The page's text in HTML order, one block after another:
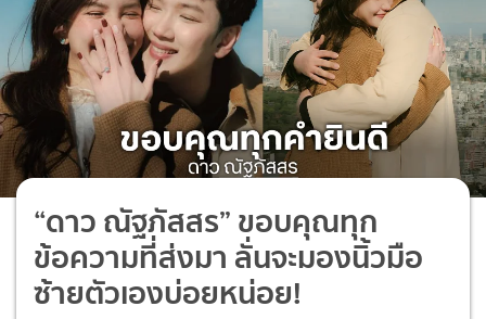
“ดาว ณัฐภัสสร” ขอบคุณทุก
ข้อความที่ส่งมา ลั่นจะมองนิ้วมือ
ซ้ายตัวเองบ่อยหน่อย!